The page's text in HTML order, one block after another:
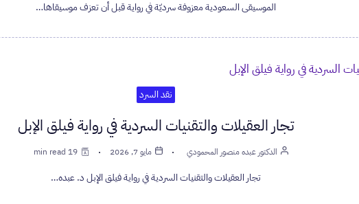
الموسيقى السعودية معزوفة سرديّة في رواية قبل أن تعزف موسيقاها…
نقد السرد
تجار العقيلات والتقنيات السردية في رواية فيلق الإبل
الدكتور عبده منصور المحمودي مايو 7, 2026 19 min read
تجار العقيلات والتقنيات السردية في رواية فيلق الإبل د. عبده…